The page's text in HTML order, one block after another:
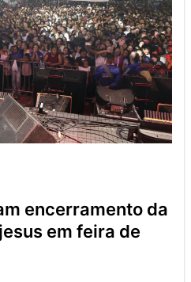
em feira de